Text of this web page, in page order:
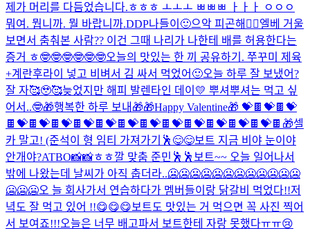
제가 머리를 다듬었습니다.ㅎㅎㅎ ㅗㅗㅗ ㅃㅃㅃ ㅏㅏㅏ ㅇㅇㅇ
뭐여. 뭡니까. 뭘 바랍니까.DDP나들이🙂으악 피곤해🤦‍♂️엘베 거울
보면서 춤춰본 사람?? 이건 그때 나리가 나한테 배를 허용한다는
증거 ㅎ🤓🤓🤓🤓🤓🤓오늘의 맛있는 한 끼 공유하기. 쭈꾸미 제육
+계란후라이 넣고 비벼서 김 싸서 먹었어🙂오늘 하루 잘 보냈어?
잘 자🥰🥹🥰늦었지만 해피 발렌타인 데이💛 뿌셔뿌셔는 먹고 싶
어서..🤓🎁행복한 하루 보내🎁🎁Happy Valentine🎁 💝🍫💝🍫💝
🍫💝🍫💝🍫💝🍫💝🍫💝🍫💝🍫💝🍫💝🍫💝🍫💝🍫💝🍫💝🍫 🎁셀
카 말고! (준석이 형 임티 가져가기🕺 😋😋보트 지금 비야 눈이야
안개야?ATBO📸📸ㅎㅎ깔 맞춤 준민🕺🕺 보트~~ 오늘 일어나서
밖에 나왔는데 날씨가 아직 춥더라..🥶🥶🥶🥶🥶🥶🥶🥶🥶🥶🥶🥶
🥶🥶🥶오 늘 회사가서 연습하다가 멤버들이랑 닭갈비 먹었다!!저
녁도 잘 먹고 있어 !!😋😋😋보트도 맛있는 거 먹으면 꼭 사진 찍어
서 보여죠!!!오늘은 너무 배고파서 보트한테 자랑 못했다ㅠㅠ😢